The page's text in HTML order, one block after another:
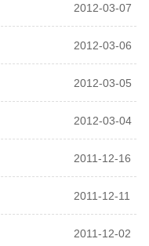
2012-03-07
2012-03-06
2012-03-05
2012-03-04
2011-12-16
2011-12-11
2011-12-02